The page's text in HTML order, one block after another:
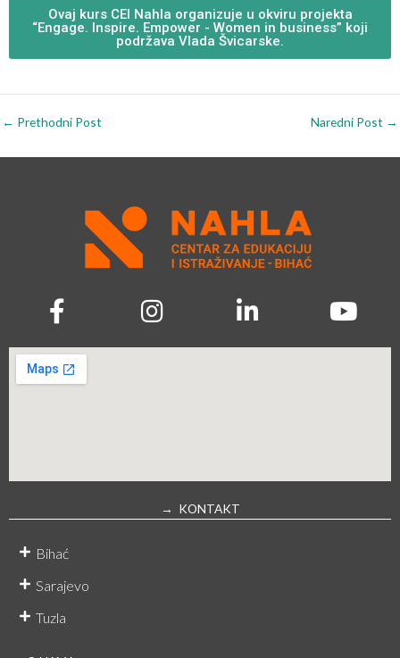
Ovaj kurs CEI Nahla organizuje u okviru projekta
“Engage. Inspire. Empower - Women in business” koji
podržava Vlada Švicarske.
← Prethodni Post Naredni Post →
→ KONTAKT
Bihać
Sarajevo
Tuzla